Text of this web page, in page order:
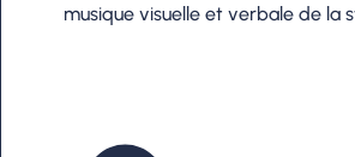
musique visuelle et verbale de la